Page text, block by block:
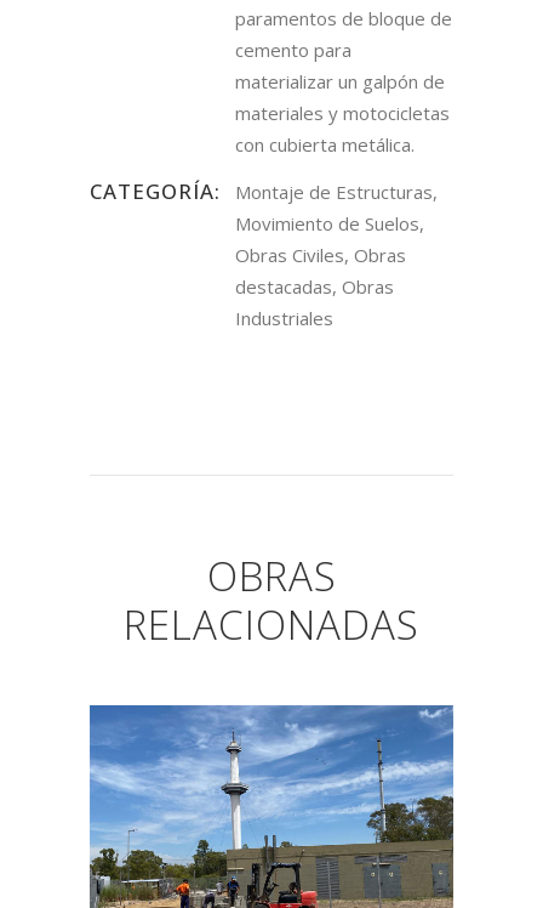
paramentos de bloque de
cemento para
materializar un galpón de
materiales y motocicletas
con cubierta metálica.
CATEGORÍA:
Montaje de Estructuras,
Movimiento de Suelos,
Obras Civiles, Obras
destacadas, Obras
Industriales
OBRAS
RELACIONADAS